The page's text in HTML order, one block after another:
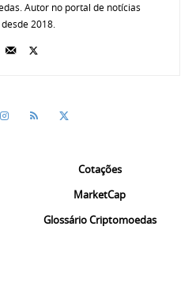
Autor no portal de notícias
2018.
Cotações
MarketCap
Glossário Criptomoedas